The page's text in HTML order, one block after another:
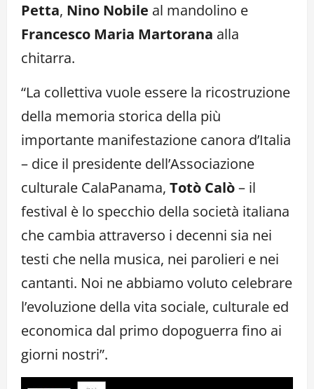
Petta, Nino Nobile al mandolino e
Francesco Maria Martorana alla
chitarra.
“La collettiva vuole essere la ricostruzione
della memoria storica della più
importante manifestazione canora d’Italia
– dice il presidente dell’Associazione
culturale CalaPanama, Totò Calò– il
festival è lo specchio della società italiana
che cambia attraverso i decenni sia nei
testi che nella musica, nei parolieri e nei
cantanti. Noi ne abbiamo voluto celebrare
l’evoluzione della vita sociale, culturale ed
economica dal primo dopoguerra fino ai
giorni nostri”.